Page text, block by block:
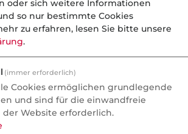
im Vergleich (bAV) -
Übersicht
über die Umwandlung von
in Versicherungsschutz
über die Umwandlung von
oder sich weitere Informationen
so nur bestimmte Cookies
zu erfahren, lesen Sie bitte unsere
.
(immer erforderlich)
Cookies ermöglichen grundlegende
und sind für die einwandfreie
der Website erforderlich.